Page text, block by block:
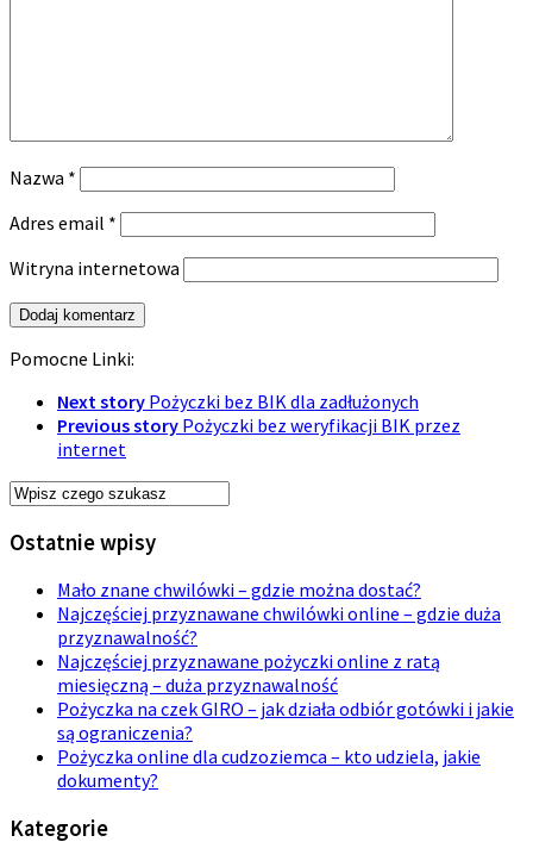
Nazwa *
Adres email *
Witryna internetowa
Pomocne Linki:
Next story Pożyczki bez BIK dla zadłużonych
Previous story Pożyczki bez weryfikacji BIK przez
internet
Ostatnie wpisy
Mało znane chwilówki – gdzie można dostać?
Najczęściej przyznawane chwilówki online – gdzie duża
przyznawalność?
Najczęściej przyznawane pożyczki online z ratą
miesięczną – duża przyznawalność
Pożyczka na czek GIRO – jak działa odbiór gotówki i jakie
są ograniczenia?
Pożyczka online dla cudzoziemca – kto udziela, jakie
dokumenty?
Kategorie